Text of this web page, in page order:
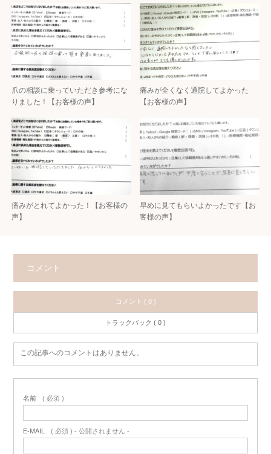
爪の相談に乗っていただき参考にな
りました！【お客様の声】
痛みが全くなく通院してよかった
【お客様の声】
痛みがとれてよかった！【お客様の
声】
早めに見てもらいよかったです【お
客様の声】
コメント
コメント ( 0 )
トラックバック ( 0 )
この記事へのコメントはありません。
名前 ( 必須 )
E-MAIL ( 必須 ) - 公開されません -